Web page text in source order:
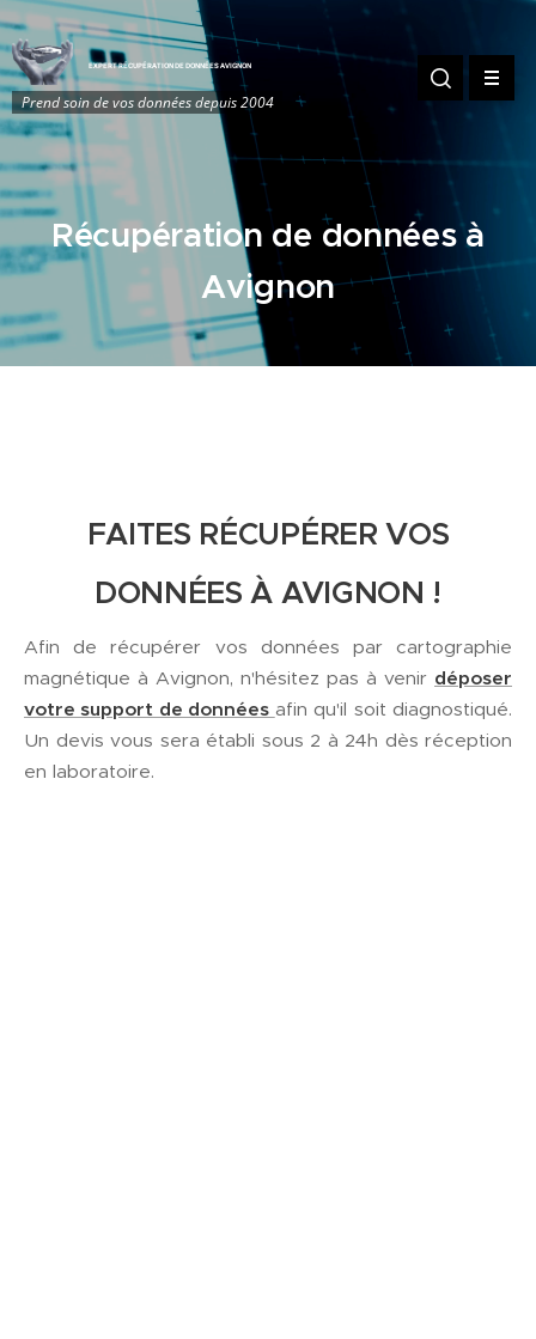
EXPERT RÉCUPÉRATION DE DONNÉES AVIGNON
Prend soin de vos données depuis 2004
Récupération de données à
Avignon
FAITES RÉCUPÉRER VOS
DONNÉES À AVIGNON !
Afin de récupérer vos données par cartographie
magnétique à Avignon, n'hésitez pas à venir déposer
votre support de données afin qu'il soit diagnostiqué.
Un devis vous sera établi sous 2 à 24h dès réception
en laboratoire.